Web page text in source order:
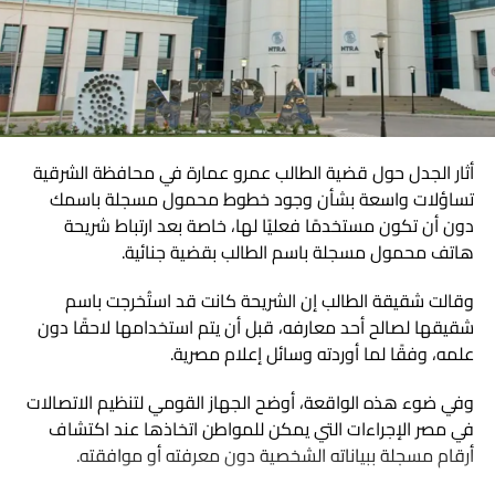
ما هو ChatGPT Plus؟ وهل تحتاج إليه
فعلًا؟
إذا كنت تبحث عنChatGPT Plus بسعر مخفض
، فمن المهم
أولًا معرفة ما إذا كنت تحتاج الخطة المدفوعة فعلًا. النسخة
المجانية من ChatGPT أصبحت قوية جدًا، وبالنسبة إلى الكثير من
المستخدمين قد تكون أكثر من كافية. إذا كان استخدامك يقتصر
على بعض الأسئلة السريعة، أو ترجمة نص، أو كتابة رسالة، أو
الاشتراك المدفوع لمجرد امتلاك كلمة Plus بجوار اسم حسابك.
قبل اختيارChatGPT Plus بسعر مخفض
، قارن ما تمنحه الخطة
تستخدمها كل يوم؛ فخطة ChatGPT Plus توفر وصولًا أوسع إلى
النماذج والأدوات مقارنة بالخطة المجانية، مع حدود استخدام
أعلى، وأولوية أفضل خلال أوقات الضغط، وإمكانية استخدام
أثار الجدل حول قضية الطالب عمرو عمارة في محافظة الشرقية
تساؤلات واسعة بشأن وجود خطوط محمول مسجلة باسمك
دون أن تكون مستخدمًا فعليًا لها، خاصة بعد ارتباط شريحة
هاتف محمول مسجلة باسم الطالب بقضية جنائية.
وقالت شقيقة الطالب إن الشريحة كانت قد استُخرجت باسم
شقيقها لصالح أحد معارفه، قبل أن يتم استخدامها لاحقًا دون
علمه، وفقًا لما أوردته وسائل إعلام مصرية.
وفي ضوء هذه الواقعة، أوضح الجهاز القومي لتنظيم الاتصالات
في مصر الإجراءات التي يمكن للمواطن اتخاذها عند اكتشاف
أرقام مسجلة ببياناته الشخصية دون معرفته أو موافقته.